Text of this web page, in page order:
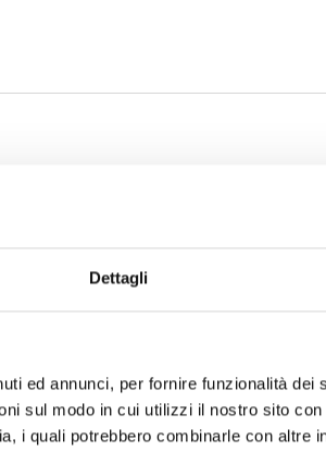
Dettagli
ed annunci, per fornire funzionalità dei
sul modo in cui utilizzi il nostro sito
i quali potrebbero combinarle con altre